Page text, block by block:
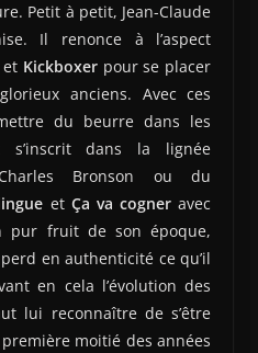
Petit à petit, Jean-Claude
Il renonce à l’aspect
et Kickboxerpour se placer
anciens. Avec ces
du beurre dans les
s’inscrit dans la lignée
Bronson ou du
et Ça va cogner avec
pur fruit de son époque,
en authenticité ce qu’il
en cela l’évolution des
lui reconnaître de s’être
moitié des années